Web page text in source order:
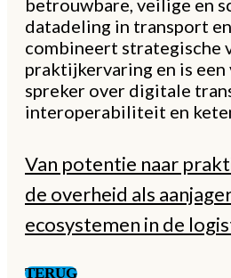
betrouwbare, veilige en
datadeling in transport
combineert strategische
praktijkervaring en is een
spreker over digitale
interoperabiliteit en
Van potentie naar
de overheid als
ecosystemen in de
TERUG